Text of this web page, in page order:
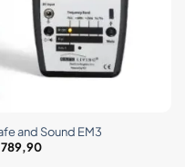
and Sound EM3